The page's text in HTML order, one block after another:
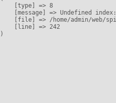
    [type] => 8
[message] => Undefined
[file] => /home/admin/web/
    [line] => 242